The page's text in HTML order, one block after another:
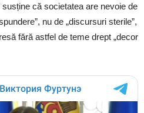
susține că societatea are nevoie de
nu de „discursuri sterile”,
fără astfel de teme drept „decor